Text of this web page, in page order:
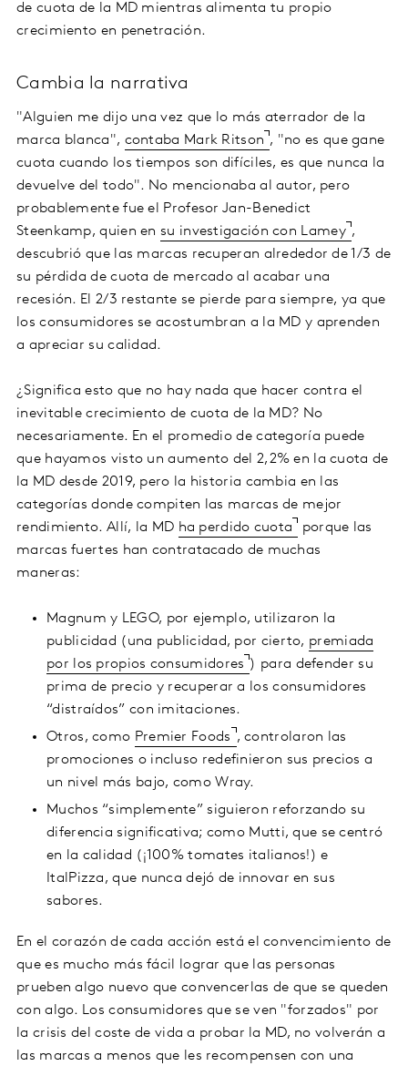
de cuota de la MD mientras alimenta tu propio
crecimiento en penetración.
Cambia la narrativa
"Alguien me dijo una vez que lo más aterrador de la
marca blanca", contaba Mark Ritson , "no es que gane
cuota cuando los tiempos son difíciles, es que nunca la
devuelve del todo". No mencionaba al autor, pero
probablemente fue el Profesor Jan-Benedict
Steenkamp, quien ensu investigación con Lamey ,
descubrió que las marcas recuperan alrededor de 1/3 de
su pérdida de cuota de mercado al acabar una
recesión. El 2/3 restante se pierde para siempre, ya que
los consumidores se acostumbran a la MD y aprenden
a apreciar su calidad.
¿Significa esto que no hay nada que hacer contra el
inevitable crecimiento de cuota de la MD? No
necesariamente. En el promedio de categoría puede
que hayamos visto un aumento del 2,2% en la cuota de
la MD desde 2019, pero la historia cambia en las
categorías donde compiten las marcas de mejor
rendimiento. Allí, la MD ha perdido cuota
porque las
marcas fuertes han contratacado de muchas
maneras:
Magnum y LEGO, por ejemplo, utilizaron la
publicidad (una publicidad, por cierto, premiada
por los propios consumidores ) para defender su
prima de precio y recuperar a los consumidores
“distraídos” con imitaciones.
Otros, como Premier Foods , controlaron las
promociones o incluso redefinieron sus precios a
un nivel más bajo, como Wray.
Muchos “simplemente” siguieron reforzando su
diferencia significativa; como Mutti, que se centró
en la calidad (¡100% tomates italianos!) e
ItalPizza, que nunca dejó de innovar en sus
sabores.
En el corazón de cada acción está el convencimiento de
que es mucho más fácil lograr que las personas
prueben algo nuevo que convencerlas de que se queden
con algo. Los consumidores que se ven "forzados" por
la crisis del coste de vida a probar la MD, no volverán a
las marcas a menos que les recompensen con una